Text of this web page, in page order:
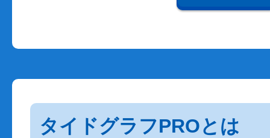
タイドグラフPROとは